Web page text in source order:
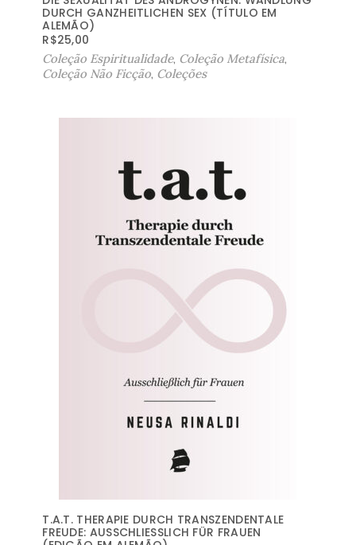
DURCH GANZHEITLICHEN SEX (TÍTULO EM
ALEMÃO)
R$25,00
Coleção Espiritualidade, Coleção Metafísica,
Coleção Não Ficção, Coleções
T.A.T. THERAPIE DURCH TRANSZENDENTALE
FREUDE: AUSSCHLIESSLICH FÜR FRAUEN (